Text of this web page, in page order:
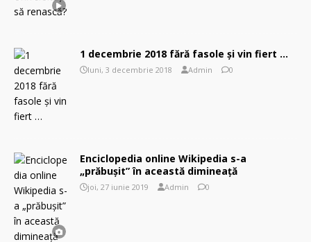
1 decembrie 2018 fără fasole şi vin fiert …
luni, 3 decembrie 2018 Admin 0
Enciclopedia online Wikipedia s-a
„prăbuşit” în această dimineaţă
joi, 27 iunie 2019 Admin 0